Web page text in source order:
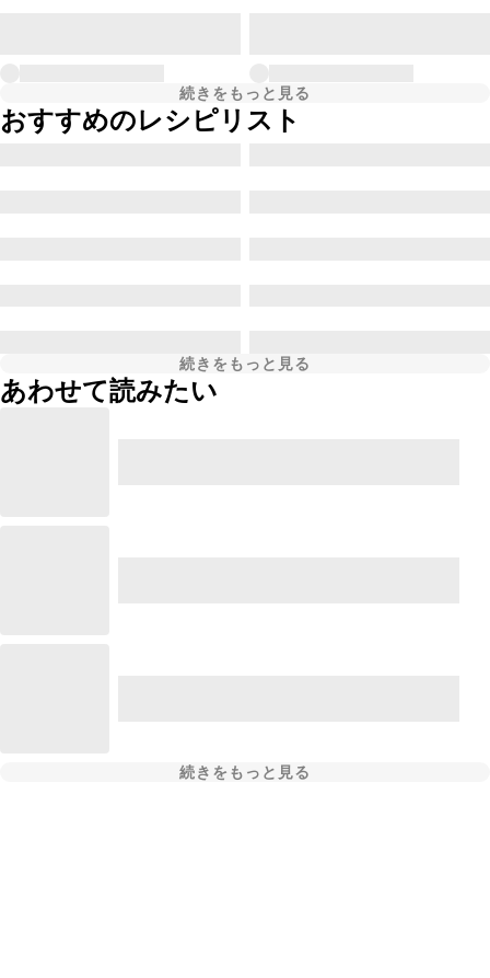
続きをもっと見る
おすすめのレシピリスト
続きをもっと見る
あわせて読みたい
続きをもっと見る